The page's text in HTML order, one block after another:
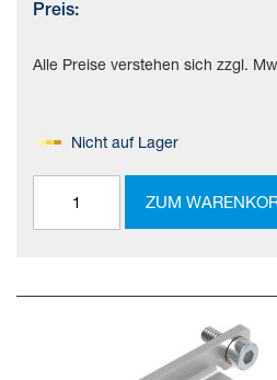
Preis:
Alle Preise verstehen sich zzgl.
Nicht auf Lager
ZUM